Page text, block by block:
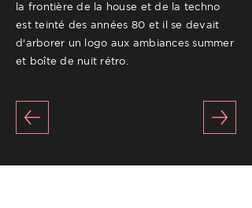
la frontière de la house et de la techno
est teinté des années 80 et il se devait
d'arborer un logo aux ambiances summer
et boîte de nuit rétro.